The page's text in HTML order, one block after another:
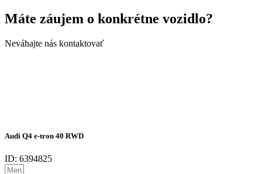
Máte záujem o konkrétne vozidlo?
Neváhajte nás kontaktovať
Audi Q4 e-tron 40 RWD
ID: 6394825